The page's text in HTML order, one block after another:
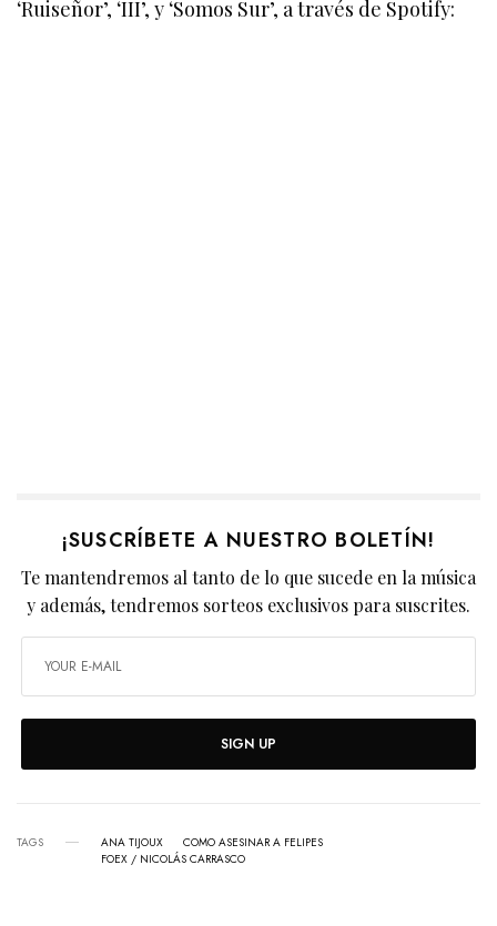
‘Ruiseñor’, ‘III’, y ‘Somos Sur’, a través de Spotify:
¡SUSCRÍBETE A NUESTRO BOLETÍN!
Te mantendremos al tanto de lo que sucede en la música
y además, tendremos sorteos exclusivos para suscrites.
SIGN UP
TAGS ANA TIJOUX
COMO ASESINAR A FELIPES
FOEX / NICOLÁS CARRASCO